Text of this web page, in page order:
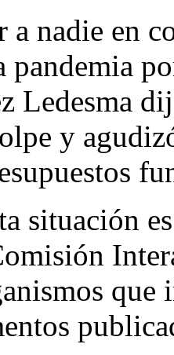
a nadie en
pandemia
Ledesma
y
situación
que